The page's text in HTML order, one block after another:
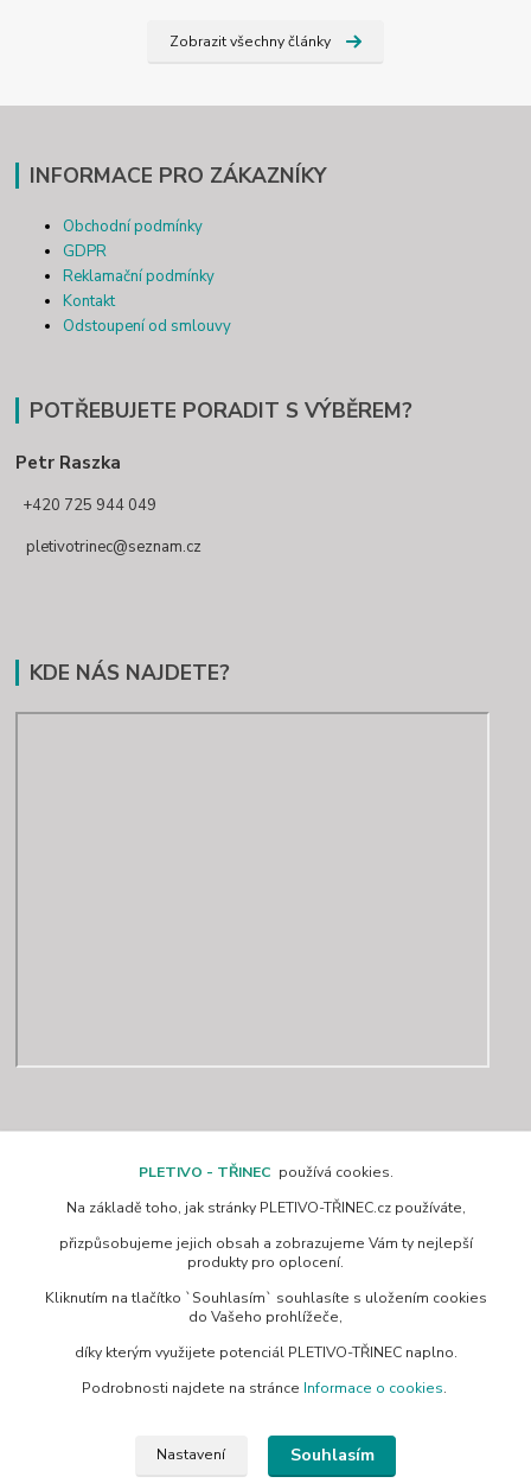
Zobrazit všechny články
INFORMACE PRO ZÁKAZNÍKY
Obchodní podmínky
GDPR
Reklamační podmínky
Kontakt
Odstoupení od smlouvy
POTŘEBUJETE PORADIT S VÝBĚREM?
Petr Raszka
+420 725 944 049
pletivotrinec@seznam.cz
KDE NÁS NAJDETE?
www.pletivo-trinec.cz
Raszka Petr
+420 725 944 049
Denně 10.00–21.00 hod
pletivotrinec@seznam.cz
PLETIVO - TŘINEC používá cookies.
Na základě toho, jak stránky PLETIVO-TŘINEC.cz používáte,
přizpůsobujeme jejich obsah a zobrazujeme Vám ty nejlepší
produkty pro oplocení.
Kliknutím na tlačítko `Souhlasím` souhlasíte s uložením cookies
do Vašeho prohlížeče,
díky kterým využijete potenciál PLETIVO-TŘINEC naplno.
Podrobnosti najdete na stránce Informace o cookies.
Nastavení Souhlasím